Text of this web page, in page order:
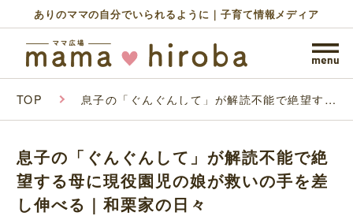
ありのママの自分でいられるように｜子育て情報メディア
TOP 息子の「ぐんぐんして」が解読不能で絶望する
栗家の日々
息子の「ぐんぐんして」が解読不能で絶
望する母に現役園児の娘が救いの手を差
し伸べる｜和栗家の日々